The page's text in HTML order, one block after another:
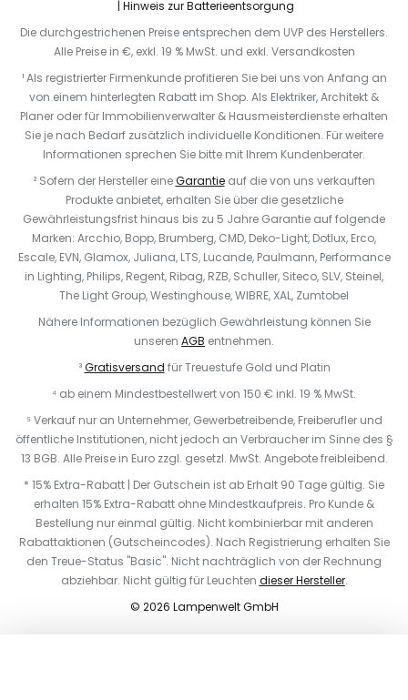
Hinweis zur Batterieentsorgung
Die durchgestrichenen Preise entsprechen dem UVP des Herstellers.
Alle Preise in €, exkl. 19 % MwSt. und exkl. Versandkosten
¹ Als registrierter Firmenkunde profitieren Sie bei uns von Anfang an
von einem hinterlegten Rabatt im Shop. Als Elektriker, Architekt &
Planer oder für Immobilienverwalter & Hausmeisterdienste erhalten
Sie je nach Bedarf zusätzlich individuelle Konditionen. Für weitere
Informationen sprechen Sie bitte mit Ihrem Kundenberater.
² Sofern der Hersteller eineGarantieauf die von uns verkauften
Produkte anbietet, erhalten Sie über die gesetzliche
Gewährleistungsfrist hinaus bis zu 5 Jahre Garantie auf folgende
Marken: Arcchio, Bopp, Brumberg, CMD, Deko-Light, Dotlux, Erco,
Escale, EVN, Glamox, Juliana, LTS, Lucande, Paulmann, Performance
in Lighting, Philips, Regent, Ribag, RZB, Schuller, Siteco, SLV, Steinel,
The Light Group, Westinghouse, WIBRE, XAL, Zumtobel
Nähere Informationen bezüglich Gewährleistung können Sie
unseren AGB entnehmen.
³Gratisversand für Treuestufe Gold und Platin
⁴ ab einem Mindestbestellwert von 150 € inkl. 19 % MwSt.
⁵ Verkauf nur an Unternehmer, Gewerbetreibende, Freiberufler und
öffentliche Institutionen, nicht jedoch an Verbraucher im Sinne des §
13 BGB. Alle Preise in Euro zzgl. gesetzl. MwSt. Angebote freibleibend.
* 15% Extra-Rabatt | Der Gutschein ist ab Erhalt 90 Tage gültig. Sie
erhalten 15% Extra-Rabatt ohne Mindestkaufpreis. Pro Kunde &
Bestellung nur einmal gültig. Nicht kombinierbar mit anderen
Rabattaktionen (Gutscheincodes). Nach Registrierung erhalten Sie
den Treue-Status "Basic". Nicht nachträglich von der Rechnung
abziehbar. Nicht gültig für Leuchten dieser Hersteller.
© 2026 Lampenwelt GmbH